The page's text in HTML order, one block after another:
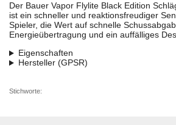
Der Bauer Vapor Flylite Black Edition
ist ein schneller und reaktionsfreudiger
Spieler, die Wert auf schnelle
Energieübertragung und ein auffälliges
Eigenschaften
Hersteller (GPSR)
Stichworte: